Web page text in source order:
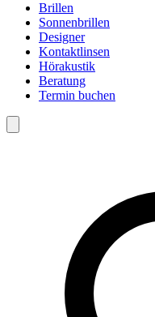
Brillen
Sonnenbrillen
Designer
Kontaktlinsen
Hörakustik
Beratung
Termin buchen